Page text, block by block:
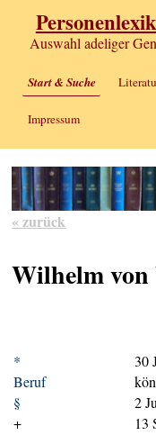
Auswahl adeliger
Start & Suche
Impressum
« zurück
Wilhelm
*
30
Beruf
§
2
+
13